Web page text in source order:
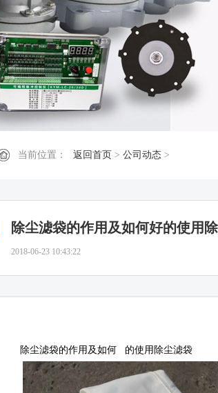
当前位置： 返回首页 > 公司动态 >
除尘滤袋的作用及如何好的使用
2018-06-23 10:43:22
除尘滤袋的作用及如何 的使用除尘滤袋